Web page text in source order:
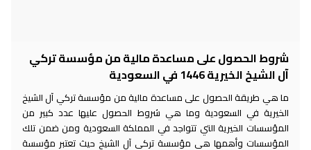
شروط الحصول على مساعدة مالية من مؤسسة تركي
آل الشيخ الخيرية 1446 في السعودية
ما هي طريقة الحصول على مساعدة مالية من مؤسسة تركي آل الشيخ
الخيرية في السعودية وما هي شروط الحصول عليها عدد كبير من
المؤسسات الخيرية التي تتواجد في المملكة السعودية ومن ضمن تلك
المؤسسات وأهمها هي مؤسسة تركي آل الشيخ حيث تعتبر مؤسسة